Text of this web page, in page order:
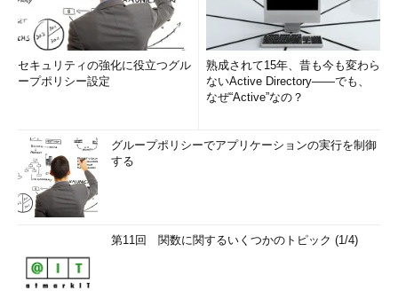
セキュリティの強化に役立つグル
ープポリシー設定
熟成されて15年、昔も今も変わら
ないActive Directory――でも、
なぜ“Active”なの？
グループポリシーでアプリケーションの実行を制御
する
第11回 関数に関するいくつかのトピック (1/4)